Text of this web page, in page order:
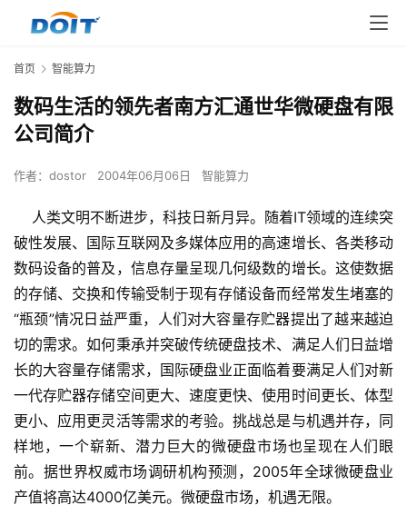
首页 智能算力
数码生活的领先者南方汇通世华微硬盘有限
公司简介
作者： dostor 2004年06月06日 智能算力
人类文明不断进步，科技日新月异。随着IT领域的连续突
破性发展、国际互联网及多媒体应用的高速增长、各类移动
数码设备的普及，信息存量呈现几何级数的增长。这使数据
的存储、交换和传输受制于现有存储设备而经常发生堵塞的
“瓶颈”情况日益严重，人们对大容量存贮器提出了越来越迫
切的需求。如何秉承并突破传统硬盘技术、满足人们日益增
长的大容量存储需求，国际硬盘业正面临着要满足人们对新
一代存贮器存储空间更大、速度更快、使用时间更长、体型
更小、应用更灵活等需求的考验。挑战总是与机遇并存，同
样地，一个崭新、潜力巨大的微硬盘市场也呈现在人们眼
前。据世界权威市场调研机构预测，2005年全球微硬盘业
产值将高达4000亿美元。微硬盘市场，机遇无限。